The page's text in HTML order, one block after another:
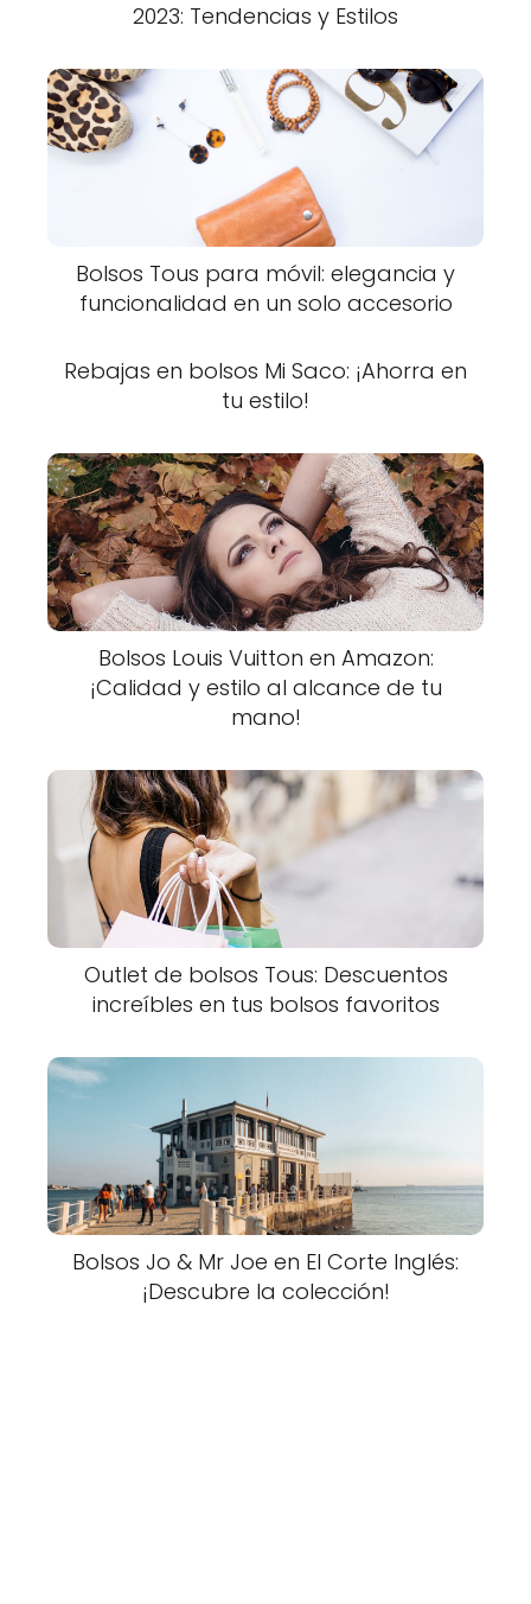
2023: Tendencias y Estilos
Bolsos Tous para móvil: elegancia y
funcionalidad en un solo accesorio
Rebajas en bolsos Mi Saco: ¡Ahorra en
tu estilo!
Bolsos Louis Vuitton en Amazon:
¡Calidad y estilo al alcance de tu
mano!
Outlet de bolsos Tous: Descuentos
increíbles en tus bolsos favoritos
Bolsos Jo & Mr Joe en El Corte Inglés:
¡Descubre la colección!